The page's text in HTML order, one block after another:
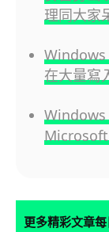
理同大家
Windows
在大量寫
Microsoft
更多精彩文章